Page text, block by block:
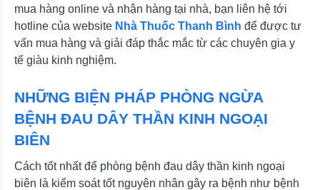
mua hàng online và nhận hàng tại nhà, bạn liên hệ tới
hotline của website Nhà Thuốc Thanh Bình để được tư
vấn mua hàng và giải đáp thắc mắc từ các chuyên gia y
tế giàu kinh nghiệm.
NHỮNG BIỆN PHÁP PHÒNG NGỪA
BỆNH ĐAU DÂY THẦN KINH NGOẠI
BIÊN
Cách tốt nhất để phòng bệnh đau dây thần kinh ngoại
biên là kiểm soát tốt nguyên nhân gây ra bệnh như bệnh